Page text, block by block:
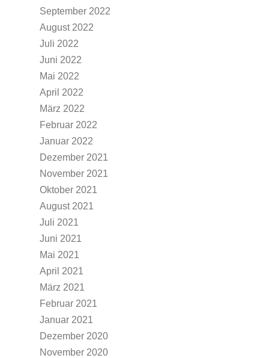
September 2022
August 2022
Juli 2022
Juni 2022
Mai 2022
April 2022
März 2022
Februar 2022
Januar 2022
Dezember 2021
November 2021
Oktober 2021
August 2021
Juli 2021
Juni 2021
Mai 2021
April 2021
März 2021
Februar 2021
Januar 2021
Dezember 2020
November 2020